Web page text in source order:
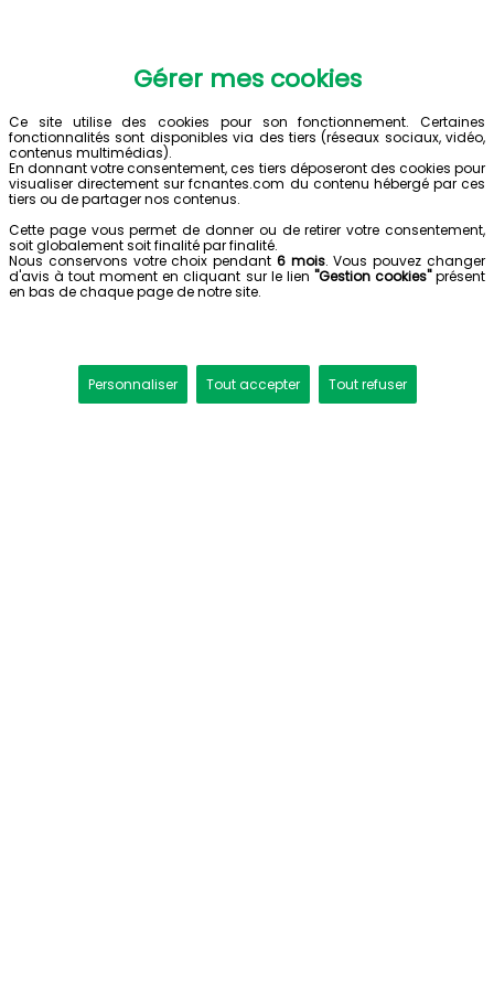
Gérer mes cookies
Ce site utilise des cookies pour son fonctionnement. Certaines
fonctionnalités sont disponibles via des tiers (réseaux sociaux, vidéo,
contenus multimédias).
En donnant votre consentement, ces tiers déposeront des cookies pour
visualiser directement sur fcnantes.com du contenu hébergé par ces
tiers ou de partager nos contenus.
Cette page vous permet de donner ou de retirer votre consentement,
soit globalement soit finalité par finalité.
Nous conservons votre choix pendant 6 mois. Vous pouvez changer
d'avis à tout moment en cliquant sur le lien "Gestion cookies"présent
en bas de chaque page de notre site.
Personnaliser Tout accepter Tout refuser